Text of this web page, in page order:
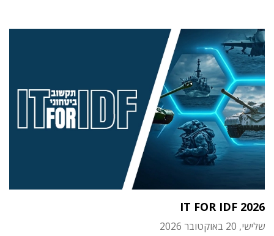
IT FOR IDF 2026
שלישי, 20 באוקטובר 2026